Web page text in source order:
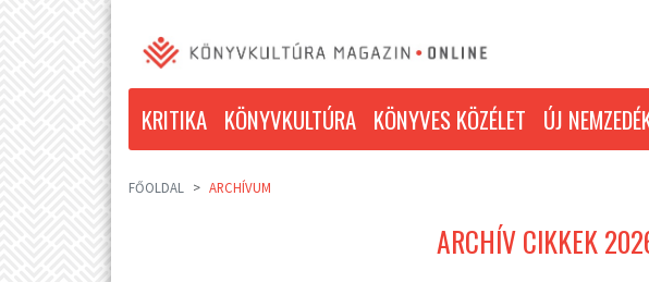
KRITIKA KÖNYVKULTÚRA KÖNYVES KÖZÉLET ÚJ
FŐOLDAL ARCHÍVUM
ARCHÍV CIKKEK